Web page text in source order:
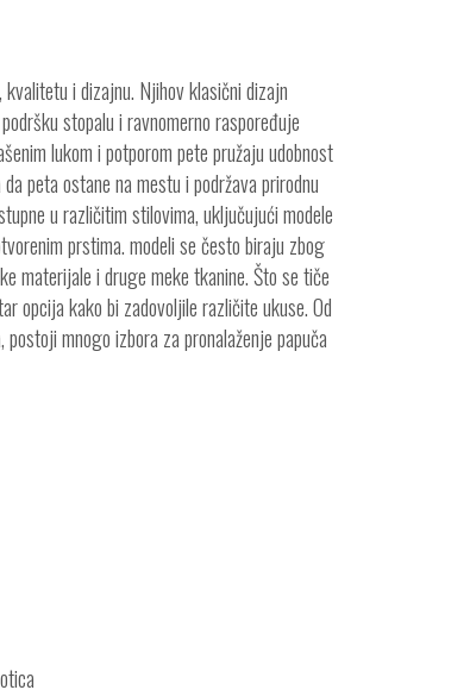
i dizajnu. Njihov klasični dizajn
stopalu i ravnomerno raspoređuje
lukom i potporom pete pružaju udobnost
peta ostane na mestu i podržava prirodnu
u različitim stilovima, uključujući modele
prstima. modeli se često biraju zbog
materijale i druge meke tkanine. Što se tiče
opcija kako bi zadovoljile različite ukuse. Od
mnogo izbora za pronalaženje papuča